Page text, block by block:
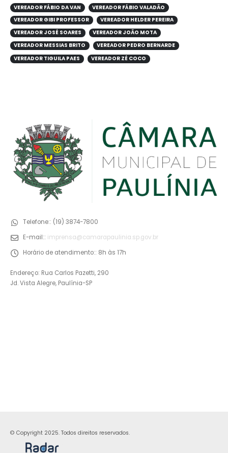
VEREADOR FÁBIO DA VAN
VEREADOR FÁBIO VALADÃO
VEREADOR GIBI PROFESSOR
VEREADOR HELDER PEREIRA
VEREADOR JOSÉ SOARES
VEREADOR JOÃO MOTA
VEREADOR MESSIAS BRITO
VEREADOR PEDRO BERNARDE
VEREADOR TIGUILA PAES
VEREADOR ZÉ COCO
Telefone:: (19) 3874-7800
E-mail:: imprensa@camarapaulinia.sp.gov.br
Horário de atendimento:: 8h às 17h
Endereço: Rua Carlos Pazetti, 290
Jd. Vista Alegre, Paulínia-SP
© Copyright 2025. Todos direitos reservados.